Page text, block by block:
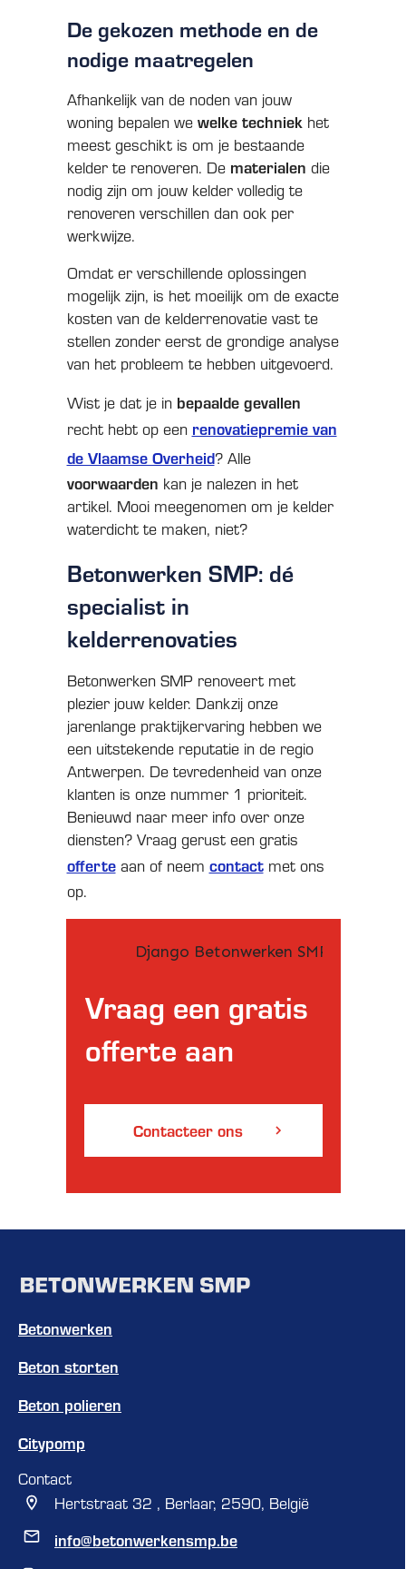
De gekozen methode en de
nodige maatregelen
Afhankelijk van de noden van jouw
woning bepalen we welke techniek het
meest geschikt is om je bestaande
kelder te renoveren. Dematerialen die
nodig zijn om jouw kelder volledig te
renoveren verschillen dan ook per
werkwijze.
Omdat er verschillende oplossingen
mogelijk zijn, is het moeilijk om de exacte
kosten van de kelderrenovatie vast te
stellen zonder eerst de grondige analyse
van het probleem te hebben uitgevoerd.
Wist je dat je in bepaalde gevallen
recht hebt op een renovatiepremie van
de Vlaamse Overheid? Alle
voorwaarden kan je nalezen in het
artikel. Mooi meegenomen om je kelder
waterdicht te maken, niet?
Betonwerken SMP: dé
specialist in
kelderrenovaties
Betonwerken SMP renoveert met
plezier jouw kelder. Dankzij onze
jarenlange praktijkervaring hebben we
een uitstekende reputatie in de regio
Antwerpen. De tevredenheid van onze
klanten is onze nummer 1 prioriteit.
Benieuwd naar meer info over onze
diensten? Vraag gerust een gratis
offerteaan of neem contactmet ons
op.
Vraag een gratis
offerte aan
Contacteer ons
Betonwerken
Beton storten
Beton polieren
Citypomp
Contact
Hertstraat 32 , Berlaar, 2590, België
info@betonwerkensmp.be